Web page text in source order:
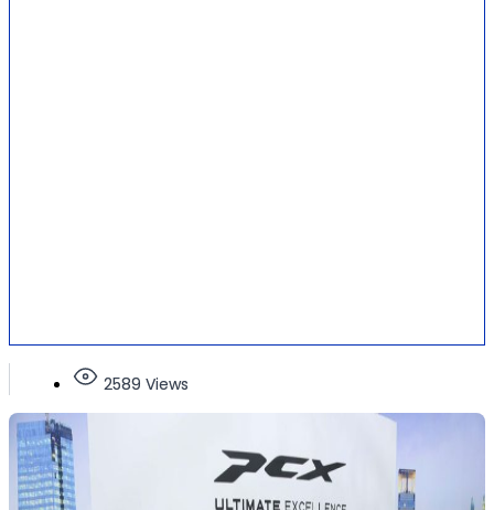
2589 Views